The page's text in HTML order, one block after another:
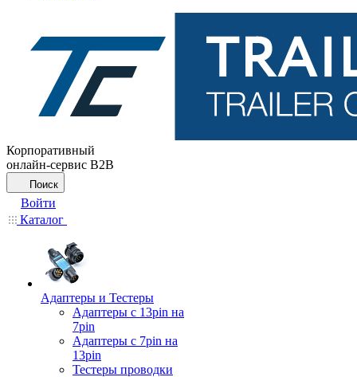
Корпоративный
онлайн-сервис B2B
Поиск
Войти
Каталог
Адаптеры и Тестеры
Адаптеры с 13pin на
7pin
Адаптеры с 7pin на
13pin
Тестеры проводки